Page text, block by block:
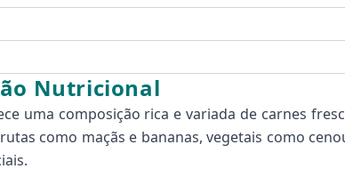
Nutricional
uma composição rica e variada de carnes
como maçãs e bananas, vegetais como